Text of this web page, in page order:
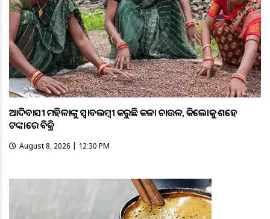
ଆଦିବାସୀ ମହିଳାଙ୍କୁ ସ୍ଵାବଲମ୍ଵୀ କରୁଛି କଳା ଚାଉଳ, କିଲୋକୁ ଶହେ
ଟଙ୍କାରେ ବିକ୍ରି
August 8, 2026 | 12:30 PM